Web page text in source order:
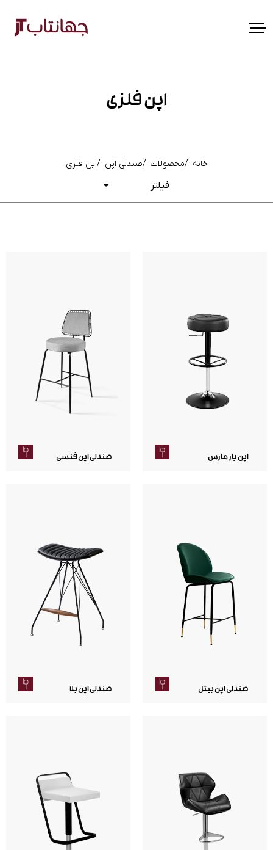
اپن فلزی
خانه محصولات صندلی اپن اپن فلزی
فیلتر
اپن بار مارس صندلی اپن فنسی
صندلی اپن بیتل صندلی اپن بلا